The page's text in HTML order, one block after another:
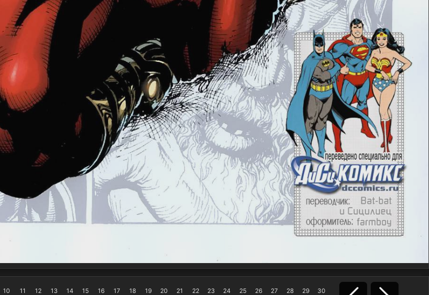
10 11 12 13 14 15 16 17 18 19 20 21 22 23 24 25 26 27 28 29 30